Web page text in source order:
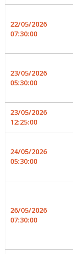
22/05/2026
07:30:00
23/05/2026
05:30:00
23/05/2026
12:25:00
24/05/2026
05:30:00
26/05/2026
07:30:00